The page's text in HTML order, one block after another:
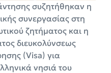
συζητήθηκαν η
συνεργασίας στη
ζητήματος και η
διευκολύνσεως
(Visa) για
νησιά του